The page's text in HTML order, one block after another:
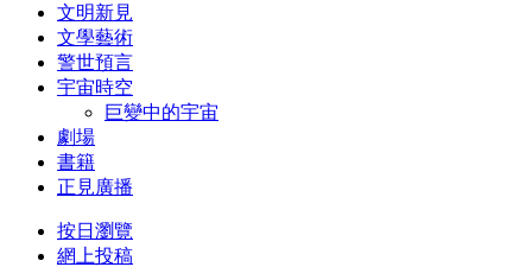
文明新見
文學藝術
警世預言
宇宙時空
巨變中的宇宙
劇場
書籍
正見廣播
按日瀏覽
網上投稿